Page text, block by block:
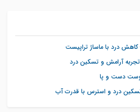
کاهش درد با ماساژ تراپیست
آرامش و تسکین درد
دست و پا
درد و استرس با قدرت آب